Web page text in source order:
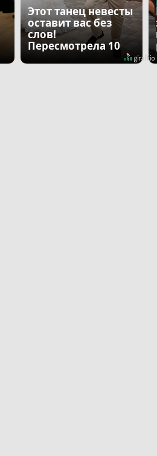
Этот танец невесты
оставит вас без
слов!
Пересмотрела 10